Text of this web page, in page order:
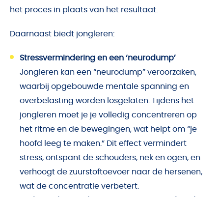
het proces in plaats van het resultaat.
Daarnaast biedt jongleren:
Stressvermindering en een ‘neurodump’
Jongleren kan een “neurodump” veroorzaken,
waarbij opgebouwde mentale spanning en
overbelasting worden losgelaten. Tijdens het
jongleren moet je je volledig concentreren op
het ritme en de bewegingen, wat helpt om “je
hoofd leeg te maken.” Dit effect vermindert
stress, ontspant de schouders, nek en ogen, en
verhoogt de zuurstoftoevoer naar de hersenen,
wat de concentratie verbetert.